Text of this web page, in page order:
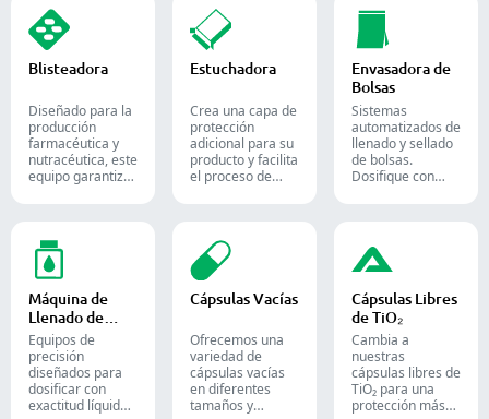
goma, destinados
tanto a la
industria de la
confitería como a
la farmacéutica.
las industrias
farmacéutica,
alimentaria y
química.
farmacéutico con
nuestras diversas
soluciones de
conteo para
formas sólidas.
Blisteadora
Diseñado para la
producción
farmacéutica y
nutracéutica, este
equipo garantiza
y Alu-Alu para
tabletas, cápsulas
y cápsulas de
gelatina blanda.
Estuchadora
Crea una capa de
protección
adicional para su
producto y facilita
el proceso de
tubos en cajas,
siendo una
solución ideal
para el empaque
en las industrias
cosmética y
alimentaria.
Envasadora de
Bolsas
Sistemas
automatizados de
llenado y sellado
de bolsas.
Dosifique con
líneas de
empaque
farmacéutico,
nutracéutico y
alimentario.
Máquina de
Llenado de
Líquidos
Equipos de
precisión
diseñados para
dosificar con
exactitud líquidos,
Cápsulas Vacías
Ofrecemos una
variedad de
cápsulas vacías
en diferentes
tamaños y
Cápsulas Libres
de TiO₂
Cambia a
nuestras
cápsulas libres de
TiO₂ para una
protección más